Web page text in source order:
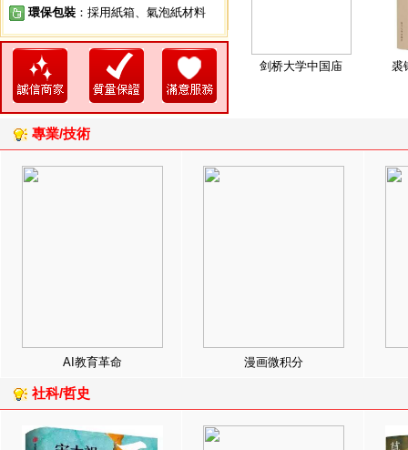
環保包裝 ：採用紙箱、氣泡紙材料
剑桥大学中国庙 裘
專業/技術
AI教育革命 漫画微积分
社科/哲史